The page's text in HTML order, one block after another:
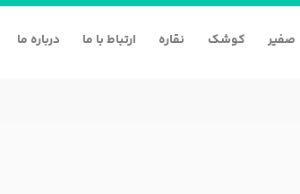
صفیر کوشک نقاره ارتباط با ما درباره ما